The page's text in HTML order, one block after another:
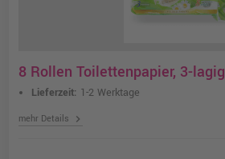
8 Rollen Toilettenpapier, 3-lagig
Lieferzeit: 1-2 Werktage
mehr Details chevron_right